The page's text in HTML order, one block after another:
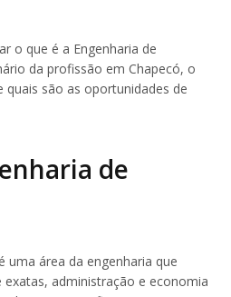
o que é a Engenharia de
da profissão em Chapecó, o
quais são as oportunidades de
de
uma área da engenharia que
administração e economia